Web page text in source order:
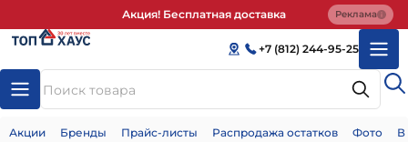
Акция! Бесплатная доставка Реклама
+7 (812) 244-95-25
Акции Бренды Прайс-листы Распродажа остатков Фото